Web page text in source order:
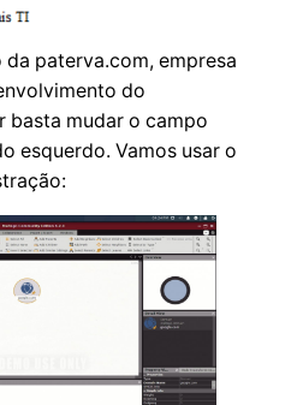
paterva.com, empresa
do
basta mudar o campo
esquerdo. Vamos usar o